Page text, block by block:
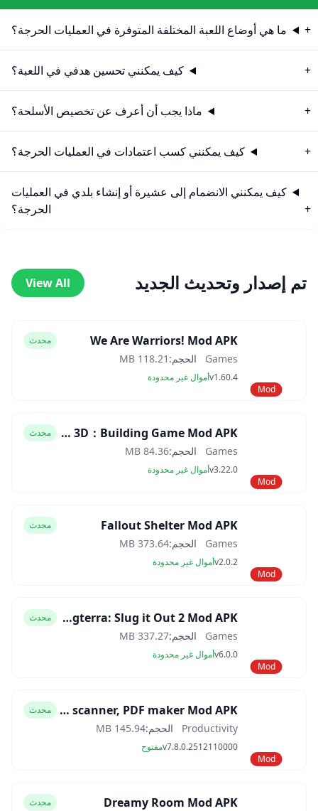
ما هي أوضاع اللعبة المختلفة المتوفرة في العمليات الحرجة؟
كيف يمكنني تحسين هدفي في اللعبة؟
ماذا يجب أن أعرف عن تخصيص الأسلحة؟
كيف يمكنني كسب اعتمادات في العمليات الحرجة؟
كيف يمكنني الانضمام إلى عشيرة أو إنشاء بلدي في العمليات
الحرجة؟
تم إصدار وتحديث الجديد View All
Mod
We Are Warriors! Mod APK محدث
Games الحجم: 118.21 MB
v1.60.4أموال غير محدودة
Mod
Block Craft 3D：Building Game Mod APK محدث
Games الحجم:84.36 MB
v3.22.0أموال غير محدودة
Mod
Fallout Shelter Mod APK محدث
Games الحجم:373.64 MB
v2.0.2أموال غير محدودة
Mod
Slugterra: Slug it Out 2 Mod APK محدث
Games الحجم:337.27 MB
v6.0.0أموال غير محدودة
Mod
CamScanner- scanner, PDF maker Mod APK محدث
Productivity الحجم:145.94 MB
v7.8.0.2512110000مفتوح
Dreamy Room Mod APK محدث